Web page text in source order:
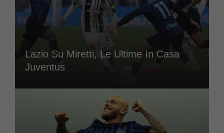
Lazio Su Miretti, Le Ultime In Casa
Juventus